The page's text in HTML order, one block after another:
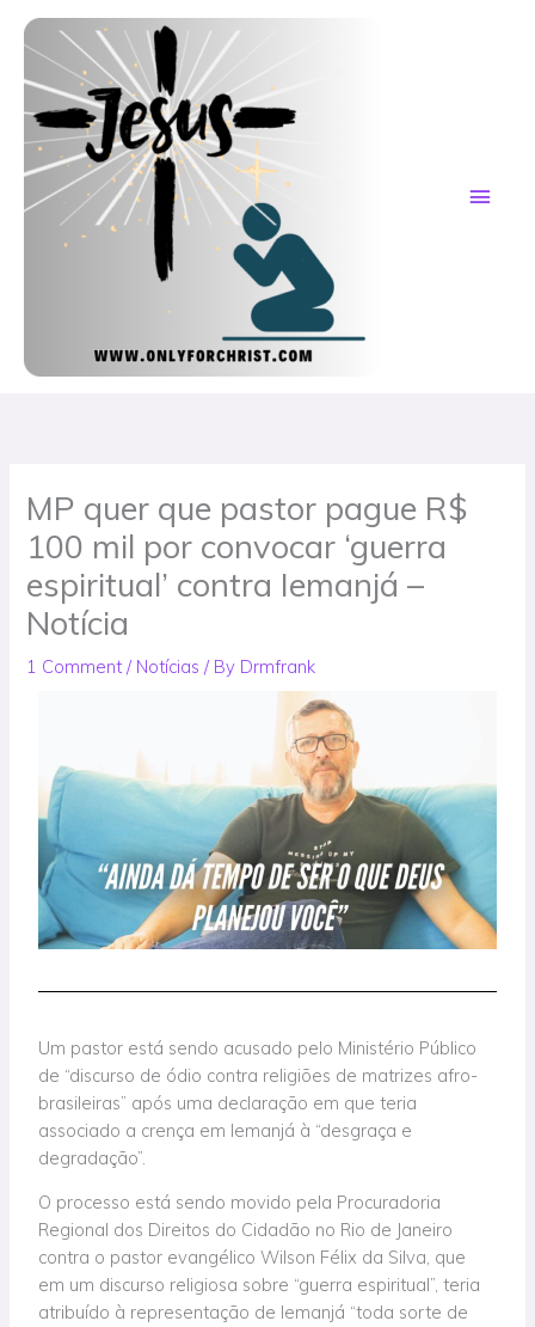
content
MP quer que pastor pague R$
100 mil por convocar ‘guerra
espiritual’ contra Iemanjá –
Notícia
1 Comment / Notícias / By Drmfrank
Um pastor está sendo acusado pelo Ministério Público
de “discurso de ódio contra religiões de matrizes afro-
brasileiras” após uma declaração em que teria
associado a crença em Iemanjá à “desgraça e
degradação”.
O processo está sendo movido pela Procuradoria
Regional dos Direitos do Cidadão no Rio de Janeiro
contra o pastor evangélico Wilson Félix da Silva, que
em um discurso religiosa sobre “guerra espiritual”, teria
atribuído à representação de Iemanjá “toda sorte de